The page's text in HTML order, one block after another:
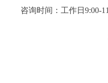
咨询时间：工作日 9:00-